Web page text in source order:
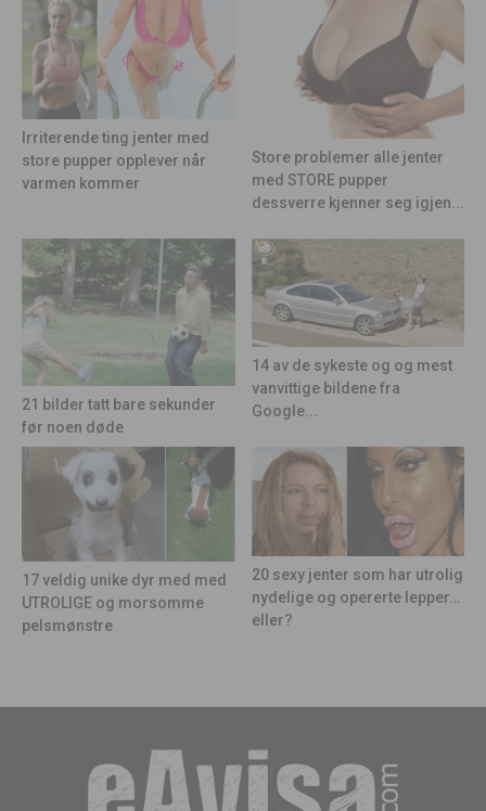
Irriterende ting jenter med
store pupper opplever når
varmen kommer
Store problemer alle jenter
med STORE pupper
dessverre kjenner seg igjen...
21 bilder tatt bare sekunder
før noen døde
14 av de sykeste og og mest
vanvittige bildene fra
Google...
17 veldig unike dyr med med
UTROLIGE og morsomme
pelsmønstre
20 sexy jenter som har utrolig
nydelige og opererte lepper…
eller?